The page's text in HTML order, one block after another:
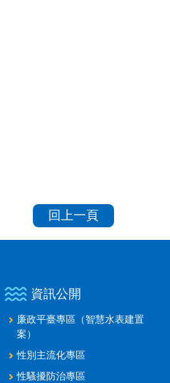
回上一頁
資訊公開
廉政平臺專區（智慧水表建置
案）
性別主流化專區
性騷擾防治專區